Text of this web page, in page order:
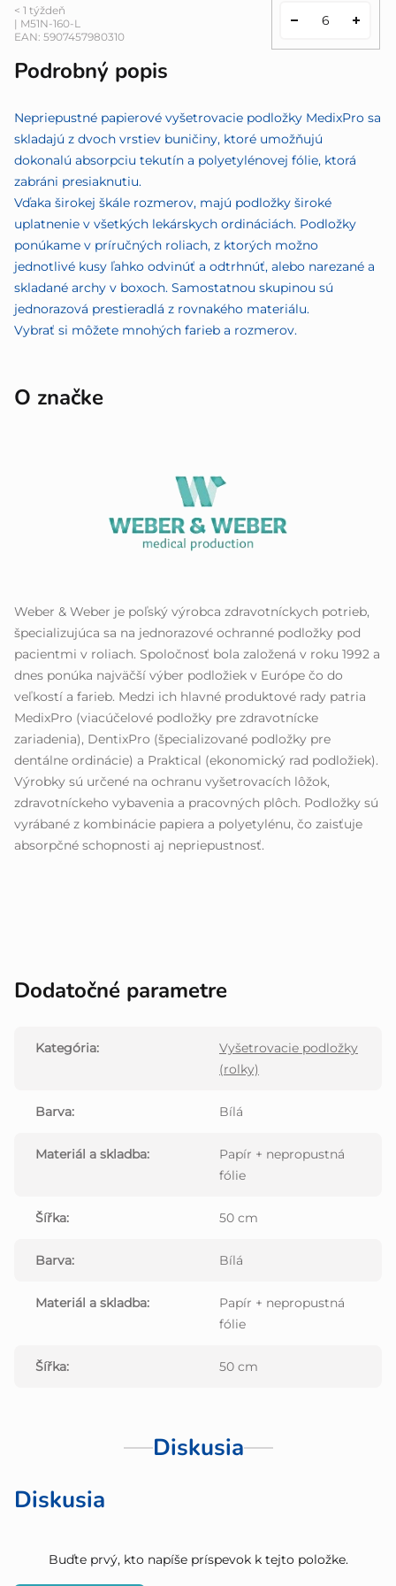
< 1 týždeň
| M51N-160-L
EAN: 5907457980310
Podrobný popis
Nepriepustné papierové vyšetrovacie podložky MedixPro sa
skladajú z dvoch vrstiev buničiny, ktoré umožňujú
dokonalú absorpciu tekutín a polyetylénovej fólie, ktorá
zabráni presiaknutiu.
Vďaka širokej škále rozmerov, majú podložky široké
uplatnenie v všetkých lekárskych ordináciách. Podložky
ponúkame v príručných roliach, z ktorých možno
jednotlivé kusy ľahko odvinúť a odtrhnúť, alebo narezané a
skladané archy v boxoch. Samostatnou skupinou sú
jednorazová prestieradlá z rovnakého materiálu.
Vybrať si môžete mnohých farieb a rozmerov.
O značke
Weber & Weber je poľský výrobca zdravotníckych potrieb,
špecializujúca sa na jednorazové ochranné podložky pod
pacientmi v roliach. Spoločnosť bola založená v roku 1992 a
dnes ponúka najväčší výber podložiek v Európe čo do
veľkostí a farieb. Medzi ich hlavné produktové rady patria
MedixPro (viacúčelové podložky pre zdravotnícke
zariadenia), DentixPro (špecializované podložky pre
dentálne ordinácie) a Praktical (ekonomický rad podložiek).
Výrobky sú určené na ochranu vyšetrovacích lôžok,
zdravotníckeho vybavenia a pracovných plôch. Podložky sú
vyrábané z kombinácie papiera a polyetylénu, čo zaisťuje
absorpčné schopnosti aj nepriepustnosť.
Dodatočné parametre
Kategória:
Vyšetrovacie podložky
(rolky)
Barva: Bílá
Materiál a skladba:
Papír + nepropustná
fólie
Šířka: 50 cm
Barva: Bílá
Materiál a skladba:
Papír + nepropustná
fólie
Šířka: 50 cm
Diskusia
Diskusia
Buďte prvý, kto napíše príspevok k tejto položke.